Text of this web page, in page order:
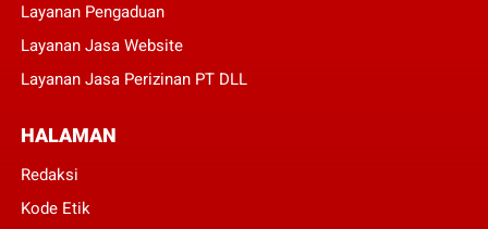
Layanan Pengaduan
Layanan Jasa Website
Layanan Jasa Perizinan PT DLL
HALAMAN
Redaksi
Kode Etik